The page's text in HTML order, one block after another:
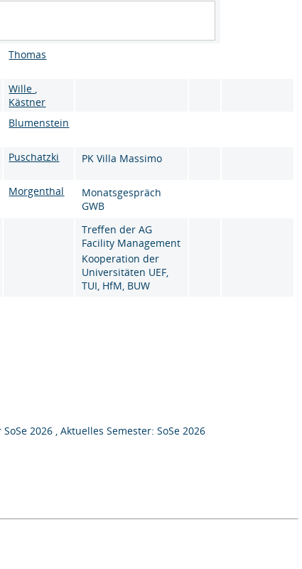
Thomas
Wille ,
Kästner
Blumenstein
Puschatzki PK Villa Massimo
Morgenthal
Monatsgespräch
GWB
Treffen der AG
Facility Management
Kooperation der
Universitäten UEF,
TUI, HfM, BUW
2026 , Aktuelles Semester: SoSe 2026